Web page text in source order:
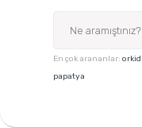
En çok arananlar:
papatya